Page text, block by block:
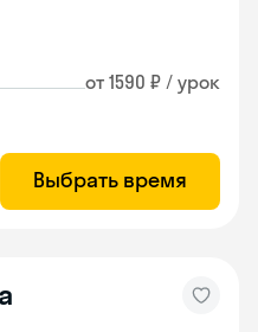
от 1590 ₽ / урок
Выбрать время